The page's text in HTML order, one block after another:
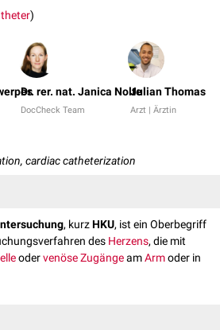
)
Dr. rer. nat. Janica Nolte
DocCheck Team
Julian Thomas
Arzt | Ärztin
cardiac catheterization
, kurzHKU, ist ein Oberbegriff
des Herzens, die mit
odervenöseZugängeamArmoder in